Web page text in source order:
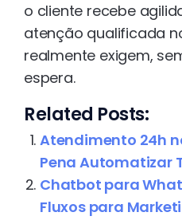
o cliente recebe
atenção qualificada
realmente exigem,
espera.
Related Posts:
Atendimento 24h
Pena Automatizar
Chatbot para
Fluxos para